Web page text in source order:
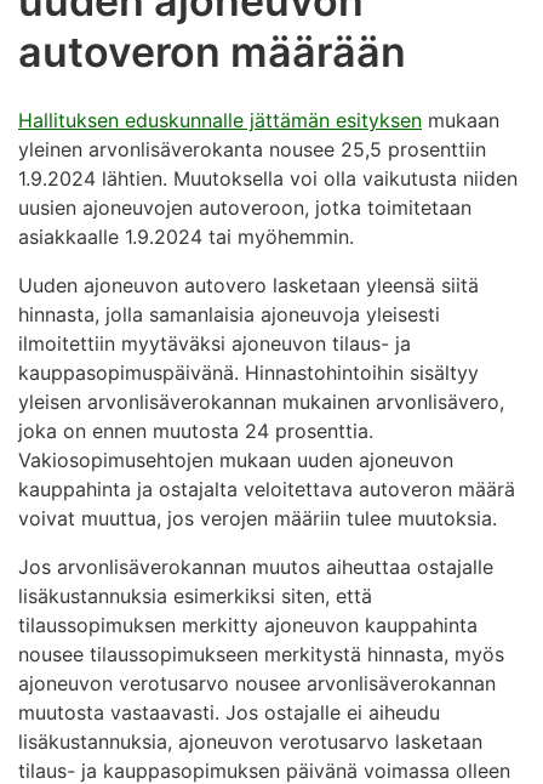
autoveron määrään
Hallituksen eduskunnalle jättämän esityksen mukaan
yleinen arvonlisäverokanta nousee 25,5 prosenttiin
1.9.2024 lähtien. Muutoksella voi olla vaikutusta niiden
uusien ajoneuvojen autoveroon, jotka toimitetaan
asiakkaalle 1.9.2024 tai myöhemmin.
Uuden ajoneuvon autovero lasketaan yleensä siitä
hinnasta, jolla samanlaisia ajoneuvoja yleisesti
ilmoitettiin myytäväksi ajoneuvon tilaus- ja
kauppasopimuspäivänä. Hinnastohintoihin sisältyy
yleisen arvonlisäverokannan mukainen arvonlisävero,
joka on ennen muutosta 24 prosenttia.
Vakiosopimusehtojen mukaan uuden ajoneuvon
kauppahinta ja ostajalta veloitettava autoveron määrä
voivat muuttua, jos verojen määriin tulee muutoksia.
Jos arvonlisäverokannan muutos aiheuttaa ostajalle
lisäkustannuksia esimerkiksi siten, että
tilaussopimuksen merkitty ajoneuvon kauppahinta
nousee tilaussopimukseen merkitystä hinnasta, myös
ajoneuvon verotusarvo nousee arvonlisäverokannan
muutosta vastaavasti. Jos ostajalle ei aiheudu
lisäkustannuksia, ajoneuvon verotusarvo lasketaan
tilaus- ja kauppasopimuksen päivänä voimassa olleen